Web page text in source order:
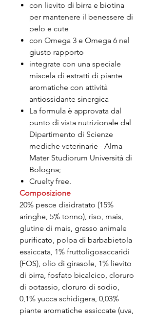
con lievito di birra e biotina
per mantenere il benessere di
pelo e cute
con Omega 3 e Omega 6 nel
giusto rapporto
integrate con una speciale
miscela di estratti di piante
aromatiche con attività
antiossidante sinergica
La formula è approvata dal
punto di vista nutrizionale dal
Dipartimento di Scienze
mediche veterinarie - Alma
Mater Studiorum Università di
Bologna;
Cruelty free.
Composizione
20% pesce disidratato (15%
aringhe, 5% tonno), riso, mais,
glutine di mais, grasso animale
purificato, polpa di barbabietola
essiccata, 1% fruttoligosaccaridi
(FOS), olio di girasole, 1% lievito
di birra, fosfato bicalcico, cloruro
di potassio, cloruro di sodio,
0,1% yucca schidigera, 0,03%
piante aromatiche essiccate (uva,